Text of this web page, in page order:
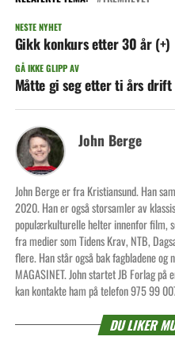
NESTE NYHET
Gikk konkurs etter 30 år (+)
GÅ IKKE GLIPP AV
Måtte gi seg etter ti års drift
John Berge
John Berge er fra Kristiansund. Han
2020. Han er også storsamler av
populærkulturelle helter innenfor film,
fra medier som Tidens Krav, NTB,
flere. Han står også bak fagbladene og
MAGASINET. John startet JB Forlag
kan kontakte ham på telefon 975 99
DU LIKER